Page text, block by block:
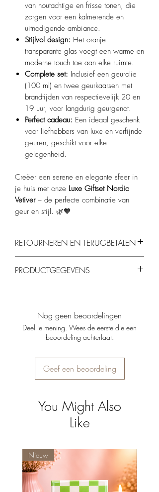
van houtachtige en frisse tonen, die
zorgen voor een kalmerende en
uitnodigende ambiance.
Stijlvol design: Het oranje
transparante glas voegt een warme en
moderne touch toe aan elke ruimte.
Complete set: Inclusief een geurolie
(100 ml) en twee geurkaarsen met
brandtijden van respectievelijk 20 en
19 uur, voor langdurig geurgenot.
Perfect cadeau: Een ideaal geschenk
voor liefhebbers van luxe en verfijnde
geuren, geschikt voor elke
gelegenheid.​
Creëer een serene en elegante sfeer in
je huis met onze Luxe Giftset Nordic
Vetiver– de perfecte combinatie van
geur en stijl. 🌿🧡​
RETOURNEREN EN TERUGBETALEN
retourneren, mits ze ongebruikt en in de
PRODUCTGEGEVENS
Brandtijd kaars met deksel:
ca. 20 uur
Brandtijd kaars zonder deksel:ca. 19 uur
Verpakking:Mooie verpakt, klaar om te
Nog geen beoordelingen
Deel je mening. Wees de eerste die een
beoordeling achterlaat.
Geef een beoordeling
You Might Also
Like
Nieuw